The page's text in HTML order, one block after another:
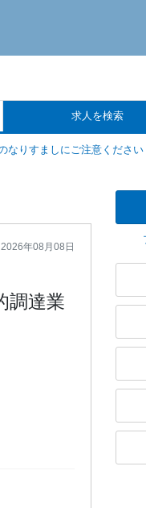
求人を検索
なりすましにご注意ください
2026年08月08日
調達業